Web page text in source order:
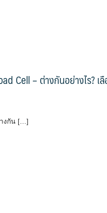
Cell – ต่างกันอย่างไร? เ
างกัน […]